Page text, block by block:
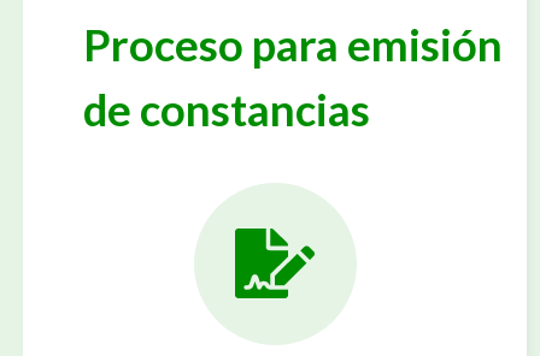
Proceso para emisión
de constancias